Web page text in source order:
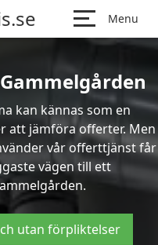
Menu
kan kännas som en
att jämföra offerter. Men
vår offerttjänst får
vägen till ett
utan förpliktelser